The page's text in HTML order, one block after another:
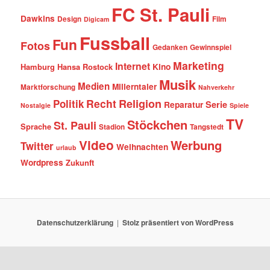
Dawkins Design Digicam FC St. Pauli Film
FotosFun Fussball Gedanken Gewinnspiel
Hamburg Hansa Rostock Internet Kino Marketing
Marktforschung Medien Millerntaler Musik Nahverkehr
Nostalgie Politik Recht Religion Reparatur Serie Spiele
Sprache St. Pauli Stadion Stöckchen Tangstedt TV
Twitter urlaub Video Weihnachten Werbung
Wordpress Zukunft
Datenschutzerklärung Stolz präsentiert von WordPress